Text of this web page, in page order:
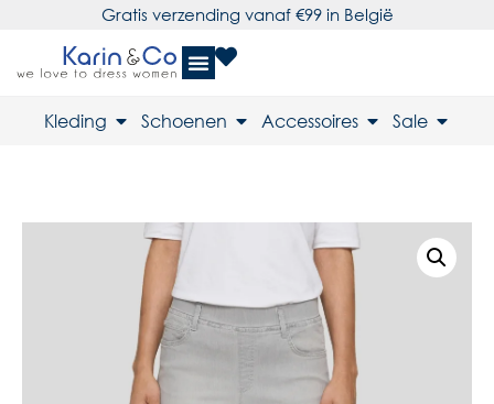
Gratis verzending vanaf €99 in België
Kleding Schoenen Accessoires Sale